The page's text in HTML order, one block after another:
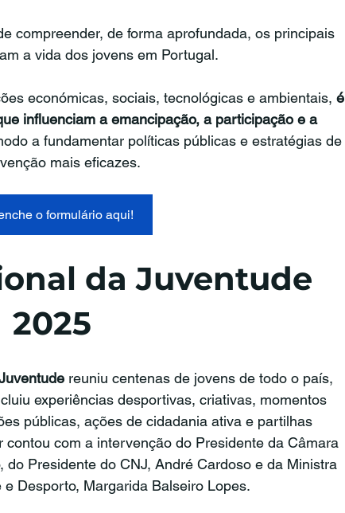
compreender, de forma aprofundada, os principais
a vida dos jovens em Portugal.
económicas, sociais, tecnológicas e ambientais, é
influenciam a emancipação, a participação e a
a fundamentar políticas públicas e estratégias de
mais eficazes.
o formulário aqui!
da Juventude
2025
reuniu centenas de jovens de todo o país,
experiências desportivas, criativas, momentos
públicas, ações de cidadania ativa e partilhas
com a intervenção do Presidente da Câmara
do Presidente do CNJ, André Cardoso e da Ministra
Desporto, Margarida Balseiro Lopes.